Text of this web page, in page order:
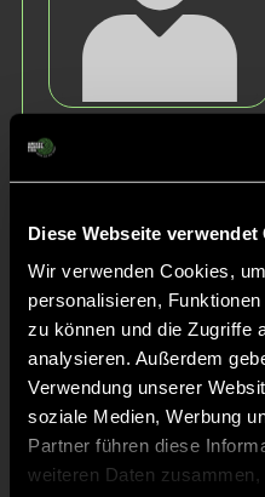
Diese Webseite verwendet
Wir verwenden Cookies,
personalisieren,
zu können und die Zugriffe
analysieren. Außerdem
Verwendung unserer
soziale Medien, Werbung
Partner führen diese
weiteren Daten
P.
Leonard
W.